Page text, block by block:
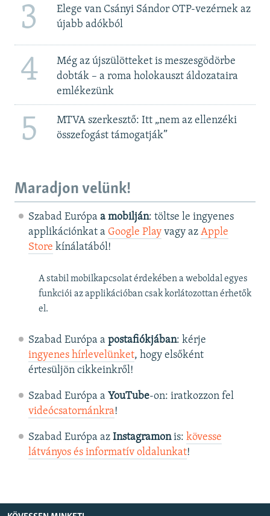
3
Elege van Csányi Sándor OTP-vezérnek az
újabb adókból
4
Még az újszülötteket is meszesgödörbe
dobták – a roma holokauszt áldozataira
emlékezünk
5
MTVA szerkesztő: Itt „nem az ellenzéki
összefogást támogatják”
Maradjon velünk!
Szabad Európa a mobilján: töltse le ingyenes
applikációnkat a Google Playvagy az Apple
Store kínálatából!
A stabil mobilkapcsolat érdekében a weboldal egyes
funkciói az applikációban csak korlátozottan érhetők
el.
Szabad Európa a postafiókjában: kérje
ingyenes hírlevelünket, hogy elsőként
értesüljön cikkeinkről!
Szabad Európa a YouTube-on: iratkozzon fel
videócsatornánkra!
Szabad Európa az Instagramonis: kövesse
látványos és informatív oldalunkat! ​